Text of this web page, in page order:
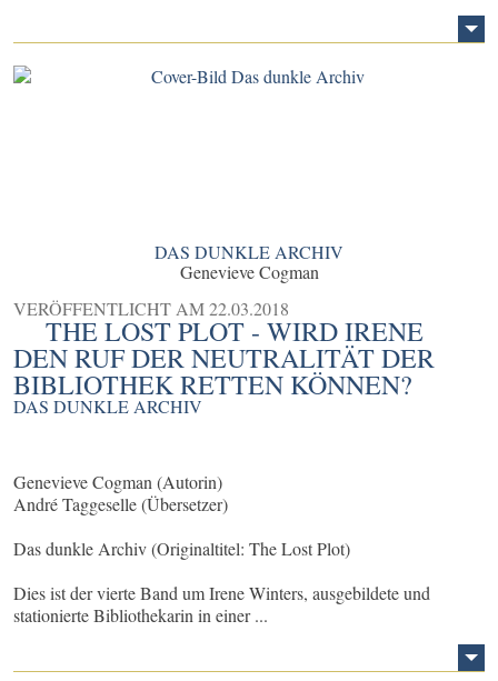
DAS DUNKLE ARCHIV
Genevieve Cogman
VERÖFFENTLICHT AM22.03.2018
THE LOST PLOT - WIRD IRENE
DEN RUF DER NEUTRALITÄT DER
BIBLIOTHEK RETTEN KÖNNEN?
DAS DUNKLE ARCHIV
Genevieve Cogman (Autorin)
André Taggeselle (Übersetzer)
Das dunkle Archiv (Originaltitel: The Lost Plot)
Dies ist der vierte Band um Irene Winters, ausgebildete und
stationierte Bibliothekarin in einer ...